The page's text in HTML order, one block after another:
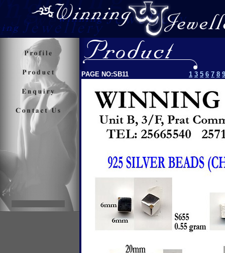
PAGE NO:SB11 1 3 5 6 7 8 9